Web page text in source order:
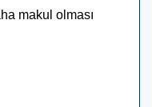
makul olması